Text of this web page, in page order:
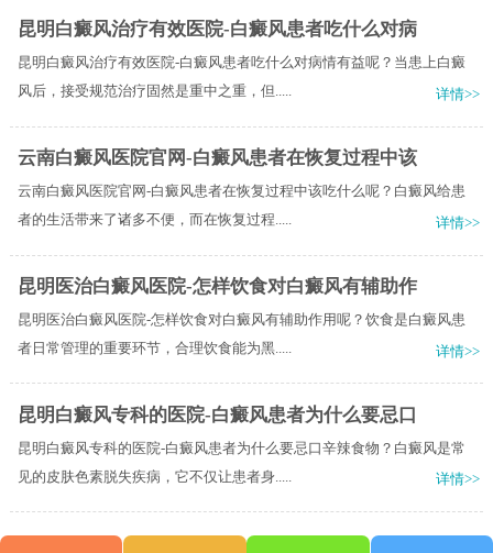
昆明白癜风治疗有效医院-白癜风患者吃什么对病
昆明白癜风治疗有效医院-白癜风患者吃什么对病情有益呢？当患上白癜
风后，接受规范治疗固然是重中之重，但.....
详情>>
云南白癜风医院官网-白癜风患者在恢复过程中该
云南白癜风医院官网-白癜风患者在恢复过程中该吃什么呢？白癜风给患
者的生活带来了诸多不便，而在恢复过程.....
详情>>
昆明医治白癜风医院-怎样饮食对白癜风有辅助作
昆明医治白癜风医院-怎样饮食对白癜风有辅助作用呢？饮食是白癜风患
者日常管理的重要环节，合理饮食能为黑.....
详情>>
昆明白癜风专科的医院-白癜风患者为什么要忌口
昆明白癜风专科的医院-白癜风患者为什么要忌口辛辣食物？白癜风是常
见的皮肤色素脱失疾病，它不仅让患者身.....
详情>>